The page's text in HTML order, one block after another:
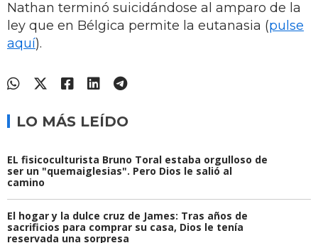
Nathan terminó suicidándose al amparo de la
ley que en Bélgica permite la eutanasia (pulse
aquí).
LO MÁS LEÍDO
EL fisicoculturista Bruno Toral estaba orgulloso de
ser un "quemaiglesias". Pero Dios le salió al
camino
El hogar y la dulce cruz de James: Tras años de
sacrificios para comprar su casa, Dios le tenía
reservada una sorpresa